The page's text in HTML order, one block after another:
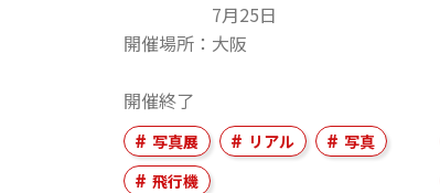
7月25日
開催場所
大阪
開催終了
写真展 リアル
写真
飛行機